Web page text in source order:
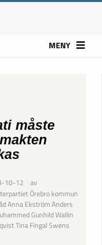
MENY
måste
10-12
av
Örebro kommun
Anna Ekström Anders
Gunhild Wallin
Tina Fingal Swens